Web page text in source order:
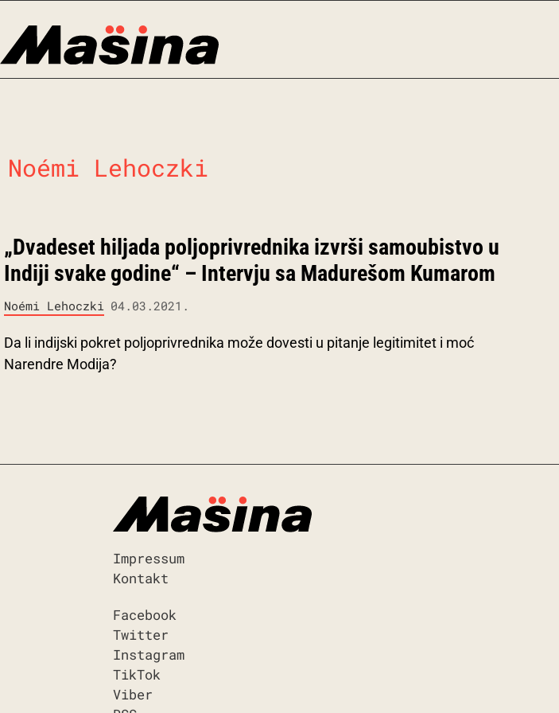
content
Noémi Lehoczki
„Dvadeset hiljada poljoprivrednika izvrši samoubistvo u
Indiji svake godine“ – Intervju sa Madurešom Kumarom
Noémi Lehoczki 04.03.2021.
Da li indijski pokret poljoprivrednika može dovesti u pitanje legitimitet i moć
Narendre Modija?
Impressum
Kontakt
Facebook
Twitter
Instagram
TikTok
Viber